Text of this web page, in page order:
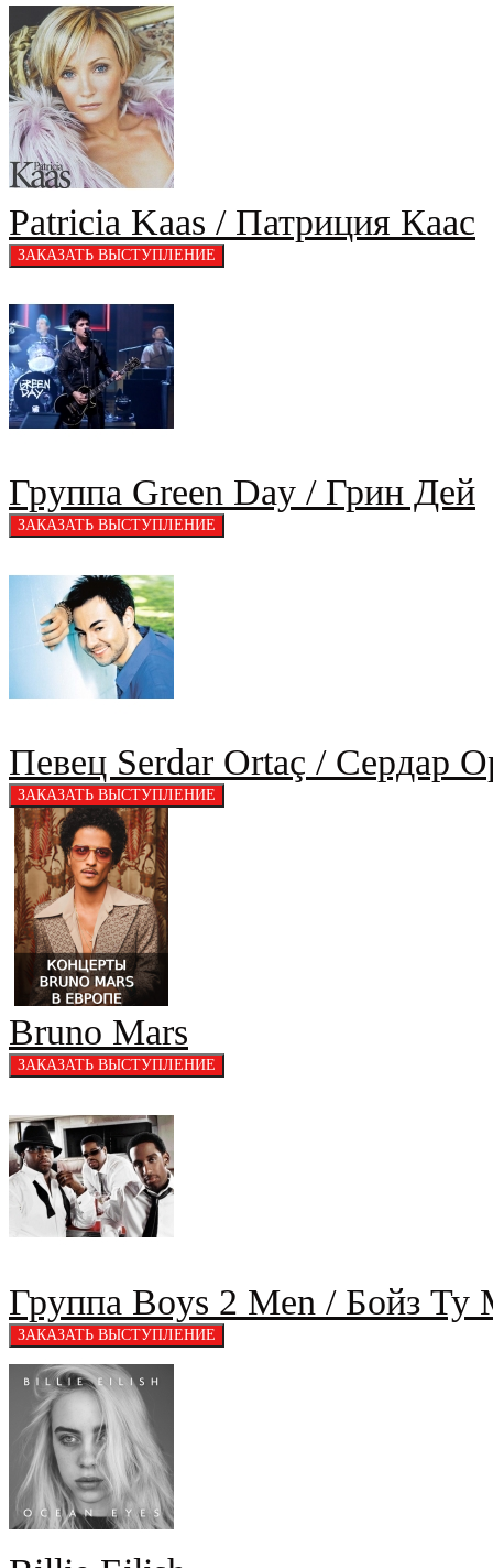
Patricia Kaas / Патриция Каас
Группа Green Day / Грин Дей
Певец Serdar Ortaç / Сердар
Bruno Mars
Группа Boys 2 Men / Бойз Ту